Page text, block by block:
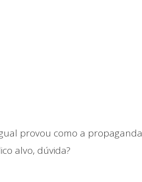
provou como a propaganda
alvo, dúvida?